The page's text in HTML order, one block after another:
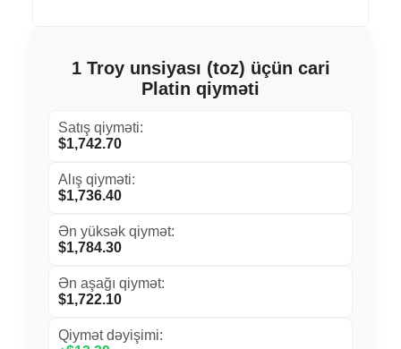
1 Troy unsiyası (toz) üçün cari
Platin qiyməti
Satış qiyməti:
$1,742.70
Alış qiyməti:
$1,736.40
Ən yüksək qiymət:
$1,784.30
Ən aşağı qiymət:
$1,722.10
Qiymət dəyişimi: